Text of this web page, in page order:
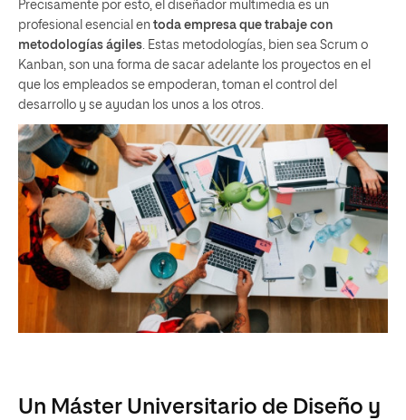
Precisamente por esto, el diseñador multimedia es un
profesional esencial en toda empresa que trabaje con
metodologías ágiles. Estas metodologías, bien sea Scrum o
Kanban, son una forma de sacar adelante los proyectos en el
que los empleados se empoderan, toman el control del
desarrollo y se ayudan los unos a los otros.
Un Máster Universitario de Diseño y